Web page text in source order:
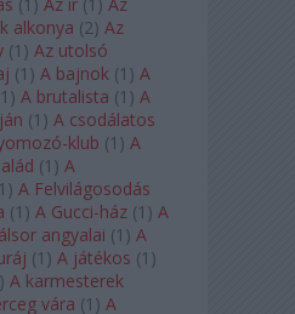
alkonya (2) Az
(1 ) Az utolsó
(1 ) A bajnok (1 ) A
1 ) A brutalista (1 ) A
(1 ) A csodálatos
klub (1 ) A
(1 ) A
1 ) A Felvilágosodás
(1 ) A Gucci-ház (1 ) A
angyalai (1 ) A
(1 ) A játékos (1 )
) A karmesterek
vára (1 ) A